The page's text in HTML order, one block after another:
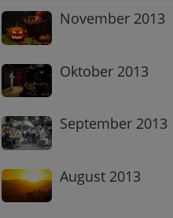
November 2013
Oktober 2013
September 2013
August 2013